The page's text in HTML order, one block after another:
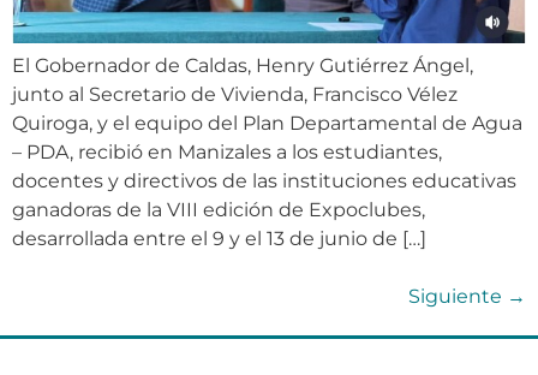
El Gobernador de Caldas, Henry Gutiérrez Ángel,
junto al Secretario de Vivienda, Francisco Vélez
Quiroga, y el equipo del Plan Departamental de Agua
– PDA, recibió en Manizales a los estudiantes,
docentes y directivos de las instituciones educativas
ganadoras de la VIII edición de Expoclubes,
desarrollada entre el 9 y el 13 de junio de […]
Siguiente →